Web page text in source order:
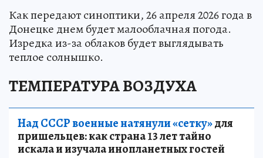
Как передают синоптики, 26 апреля 2026 года в
Донецке днем будет малооблачная погода.
Изредка из-за облаков будет выглядывать
теплое солнышко.
ТЕМПЕРАТУРА ВОЗДУХА
Над СССР военные натянули «сетку»для
пришельцев: как страна 13 лет тайно
искала и изучала инопланетных гостей